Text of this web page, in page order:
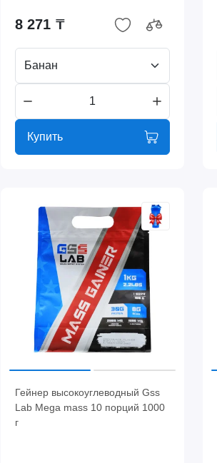
8 271 ₸
Банан
Купить
Гейнер высокоуглеводный Gss
Lab Mega mass 10 порций 1000
г